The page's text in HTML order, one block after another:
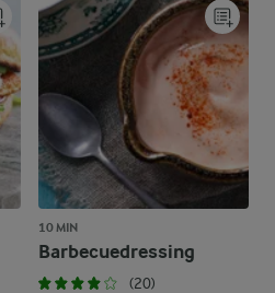
10 MIN
Barbecuedressing
(20)